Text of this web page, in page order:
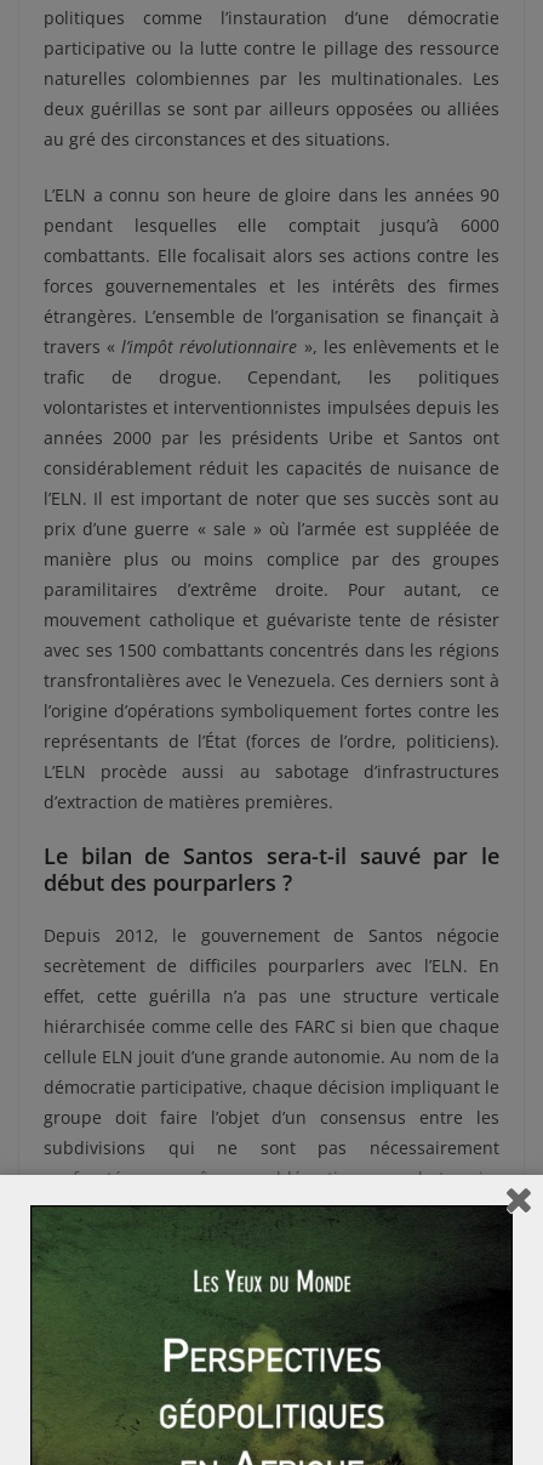
politiques comme l’instauration d’une démocratie
participative ou la lutte contre le pillage des ressource
naturelles colombiennes par les multinationales. Les
deux guérillas se sont par ailleurs opposées ou alliées
au gré des circonstances et des situations.
L’ELN a connu son heure de gloire dans les années 90
pendant lesquelles elle comptait jusqu’à 6000
combattants. Elle focalisait alors ses actions contre les
forces gouvernementales et les intérêts des firmes
étrangères. L’ensemble de l’organisation se finançait à
travers «l’impôt révolutionnaire », les enlèvements et le
trafic de drogue. Cependant, les politiques
volontaristes et interventionnistes impulsées depuis les
années 2000 par les présidents Uribe et Santos ont
considérablement réduit les capacités de nuisance de
l’ELN. Il est important de noter que ses succès sont au
prix d’une guerre « sale » où l’armée est suppléée de
manière plus ou moins complice par des groupes
paramilitaires d’extrême droite. Pour autant, ce
mouvement catholique et guévariste tente de résister
avec ses 1500 combattants concentrés dans les régions
transfrontalières avec le Venezuela. Ces derniers sont à
l’origine d’opérations symboliquement fortes contre les
représentants de l’État (forces de l’ordre, politiciens).
L’ELN procède aussi au sabotage d’infrastructures
d’extraction de matières premières.
Le bilan de Santos sera-t-il sauvé par le
début des pourparlers ?
Depuis 2012, le gouvernement de Santos négocie
secrètement de difficiles pourparlers avec l’ELN. En
effet, cette guérilla n’a pas une structure verticale
hiérarchisée comme celle des FARC si bien que chaque
cellule ELN jouit d’une grande autonomie. Au nom de la
démocratie participative, chaque décision impliquant le
groupe doit faire l’objet d’un consensus entre les
subdivisions qui ne sont pas nécessairement
confrontées aux mêmes problématiques sur le terrain.
En outre, la paix avec les FARC a renforcé l’ELN qui se
retrouve en position monopolistique sur les mouvances
d’extrême gauche. Ceci lui a permis d’investir les
réseaux et les espaces jusqu’alors détenus par les FARC
et de gonfler ses rangs grâce aux déçus de l’accord.
D’autre part, le gouvernement de Santos, qui a toujours
considéré l’ELN comme une guérilla de «
classe
», est beaucoup moins disposé à atteindre le
niveau de concessions faites aux FARC pour obtenir un